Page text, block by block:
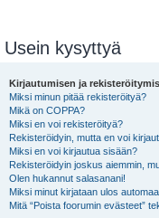
Usein kysyttyä
Kirjautumisen ja
Miksi minun pitää rekisteröityä?
Mikä on COPPA?
Miksi en voi rekisteröityä?
Rekisteröidyin, mutta en voi
Miksi en voi kirjautua sisään?
Rekisteröidyin joskus aiemmin,
Olen hukannut salasanani!
Miksi minut kirjataan ulos
Mitä “Poista foorumin evästeet”